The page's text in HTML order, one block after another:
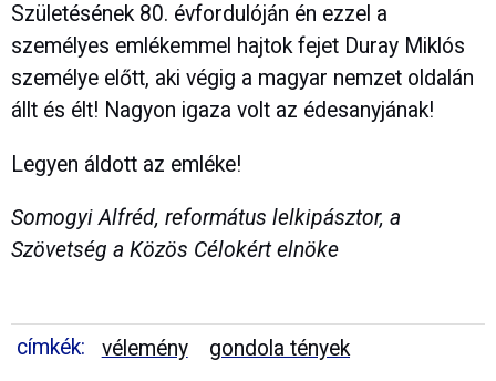
Születésének 80. évfordulóján én ezzel a
személyes emlékemmel hajtok fejet Duray Miklós
személye előtt, aki végig a magyar nemzet oldalán
állt és élt! Nagyon igaza volt az édesanyjának!
Legyen áldott az emléke!
Somogyi Alfréd, református lelkipásztor, a
Szövetség a Közös Célokért elnöke
címkék: vélemény gondola tények